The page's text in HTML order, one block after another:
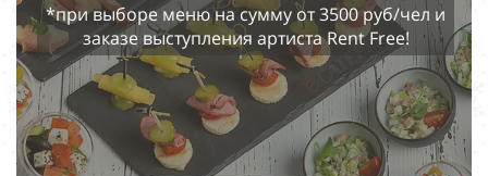
*при выборе меню на сумму от 3500 руб/чел и
заказе выступления артиста Rent Free!